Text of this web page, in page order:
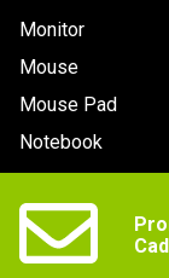
Monitor
Mouse
Mouse Pad
Notebook